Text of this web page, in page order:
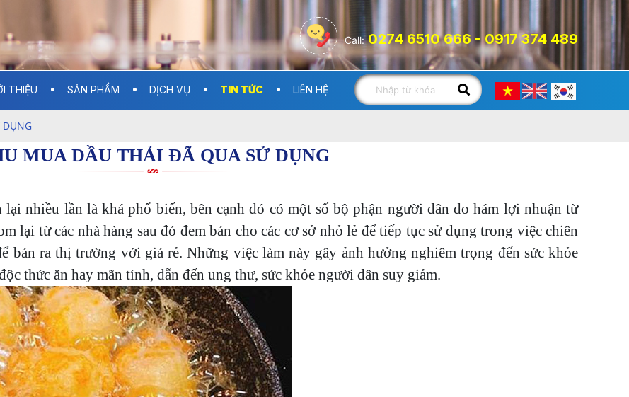
Call: 0274 6510 666 - 0917 374 489
THIỆU SẢN PHẨM DỊCH VỤ TIN TỨC LIÊN HỆ
MUA DẦU THẢI ĐÃ QUA SỬ DỤNG
nhiều lần là khá phổ biến, bên cạnh đó có một số bộ phận người dân do hám lợi nhuận từ
lại từ các nhà hàng sau đó đem bán cho các cơ sở nhỏ lẻ để tiếp tục sử dụng trong việc chiên
bán ra thị trường với giá rẻ. Những việc làm này gây ảnh hưởng nghiêm trọng đến sức khỏe
thức ăn hay mãn tính, dẫn đến ung thư, sức khỏe người dân suy giảm.